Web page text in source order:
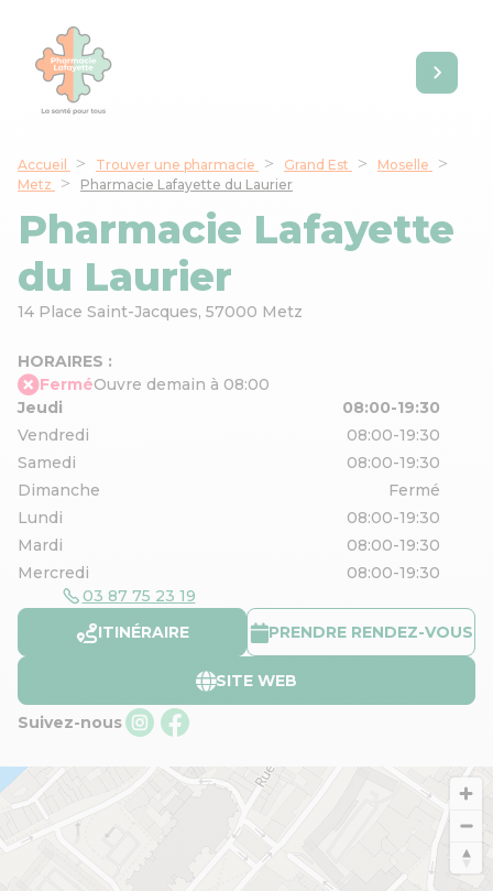
Accueil Trouver une pharmacie Grand Est
Moselle
Metz
Pharmacie Lafayette du Laurier
Pharmacie Lafayette
du Laurier
14 Place Saint-Jacques, 57000 Metz
HORAIRES :
FerméOuvre demain à 08:00
Jeudi
08:00-19:30
Vendredi
08:00-19:30
Samedi
08:00-19:30
Dimanche
Fermé
Lundi
08:00-19:30
Mardi
08:00-19:30
Mercredi
08:00-19:30
03 87 75 23 19
ITINÉRAIRE
PRENDRE RENDEZ-VOUS
SITE WEB
Suivez-nous